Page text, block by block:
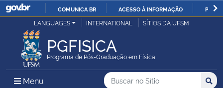
IR
O
COMUNICA BR ACESSO À INFORMAÇÃO
Ministério da Justiça e Segurança Pública
Ministério da Defesa
LANGUAGES INTERNATIONAL SÍTIOS DA UFSM
PGFISICA
Programa de Pós-Graduação em Física
Menu Menu Principal do Sítio
Busca
Buscar no no Sítio
Busca: